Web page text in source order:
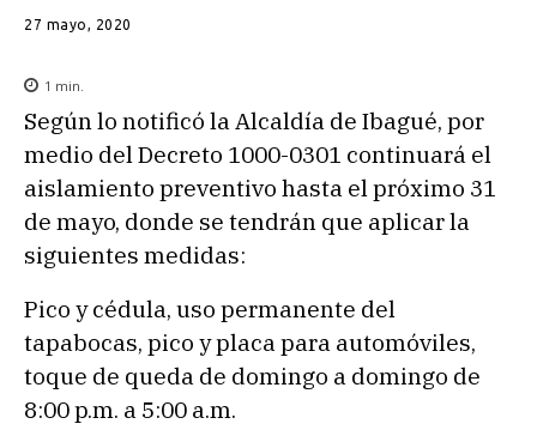
27 mayo, 2020
1 min.
Según lo notificó la Alcaldía de Ibagué, por
medio del Decreto 1000-0301 continuará el
aislamiento preventivo hasta el próximo 31
de mayo, donde se tendrán que aplicar la
siguientes medidas:
Pico y cédula, uso permanente del
tapabocas, pico y placa para automóviles,
toque de queda de domingo a domingo de
8:00 p.m. a 5:00 a.m.